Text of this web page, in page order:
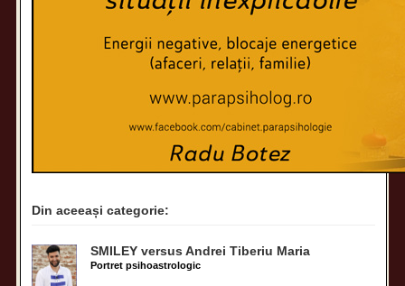
Din aceeași categorie:
SMILEY versus Andrei Tiberiu Maria
Portret psihoastrologic